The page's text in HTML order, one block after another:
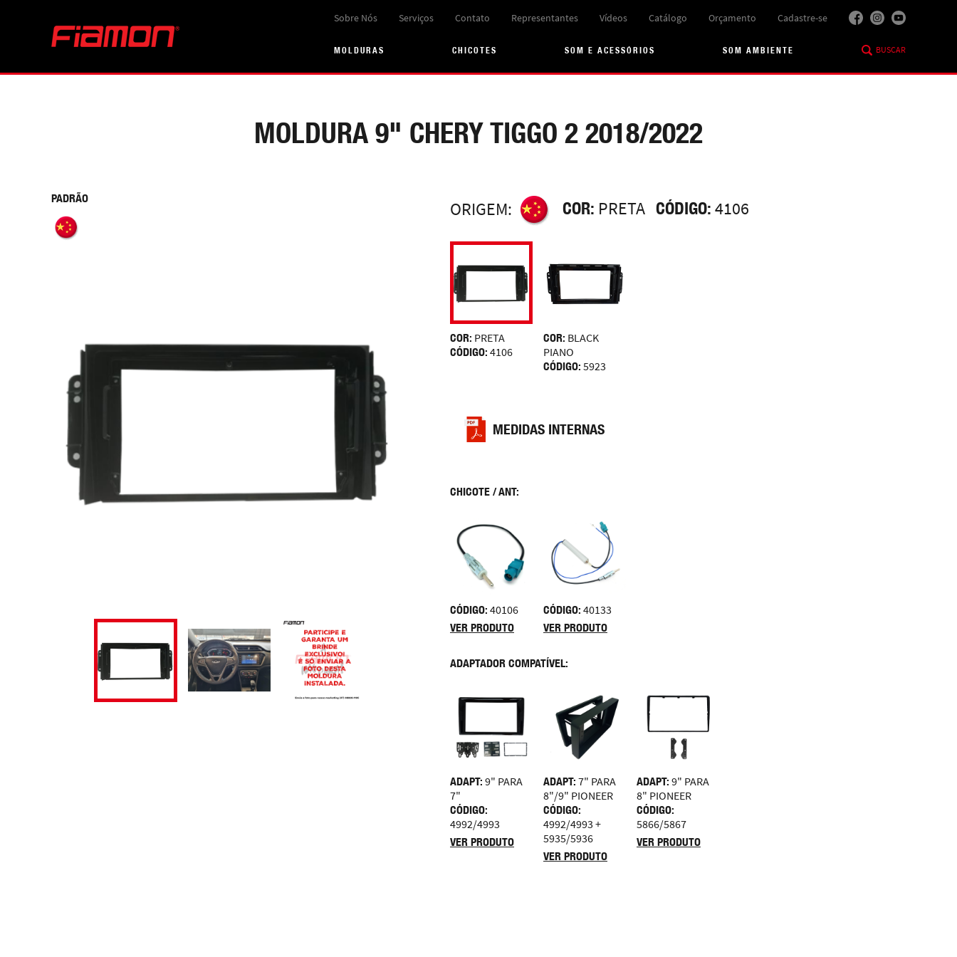
Sobre Nós Serviços Contato Representantes Vídeos Catálogo Orçamento Cadastre-se
MOLDURAS CHICOTES SOM E ACESSÓRIOS SOM AMBIENTE BUSCAR
MOLDURA 9" CHERY TIGGO 2 2018/2022
PADRÃO
ORIGEM: COR: PRETA CÓDIGO: 4106
COR: PRETA
CÓDIGO: 4106
COR: BLACK
PIANO
CÓDIGO: 5923
MEDIDAS INTERNAS
CHICOTE / ANT:
CÓDIGO: 40106
VER PRODUTO
CÓDIGO: 40133
VER PRODUTO
ADAPTADOR COMPATÍVEL:
ADAPT: 9" PARA
7"
CÓDIGO:
4992/4993
VER PRODUTO
ADAPT: 7" PARA
8"/9" PIONEER
CÓDIGO:
4992/4993 +
5935/5936
VER PRODUTO
ADAPT: 9" PARA
8" PIONEER
CÓDIGO:
5866/5867
VER PRODUTO